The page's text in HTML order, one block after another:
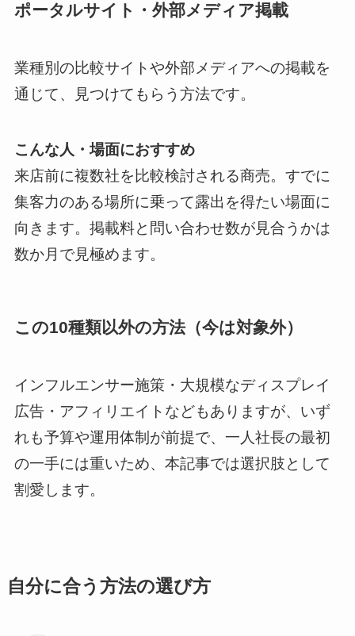
ポータルサイト・外部メディア掲載
業種別の比較サイトや外部メディアへの掲載を
通じて、見つけてもらう方法です。
こんな人・場面におすすめ
来店前に複数社を比較検討される商売。すでに
集客力のある場所に乗って露出を得たい場面に
向きます。掲載料と問い合わせ数が見合うかは
数か月で見極めます。
この10種類以外の方法（今は対象外）
インフルエンサー施策・大規模なディスプレイ
広告・アフィリエイトなどもありますが、いず
れも予算や運用体制が前提で、一人社長の最初
の一手には重いため、本記事では選択肢として
割愛します。
自分に合う方法の選び方